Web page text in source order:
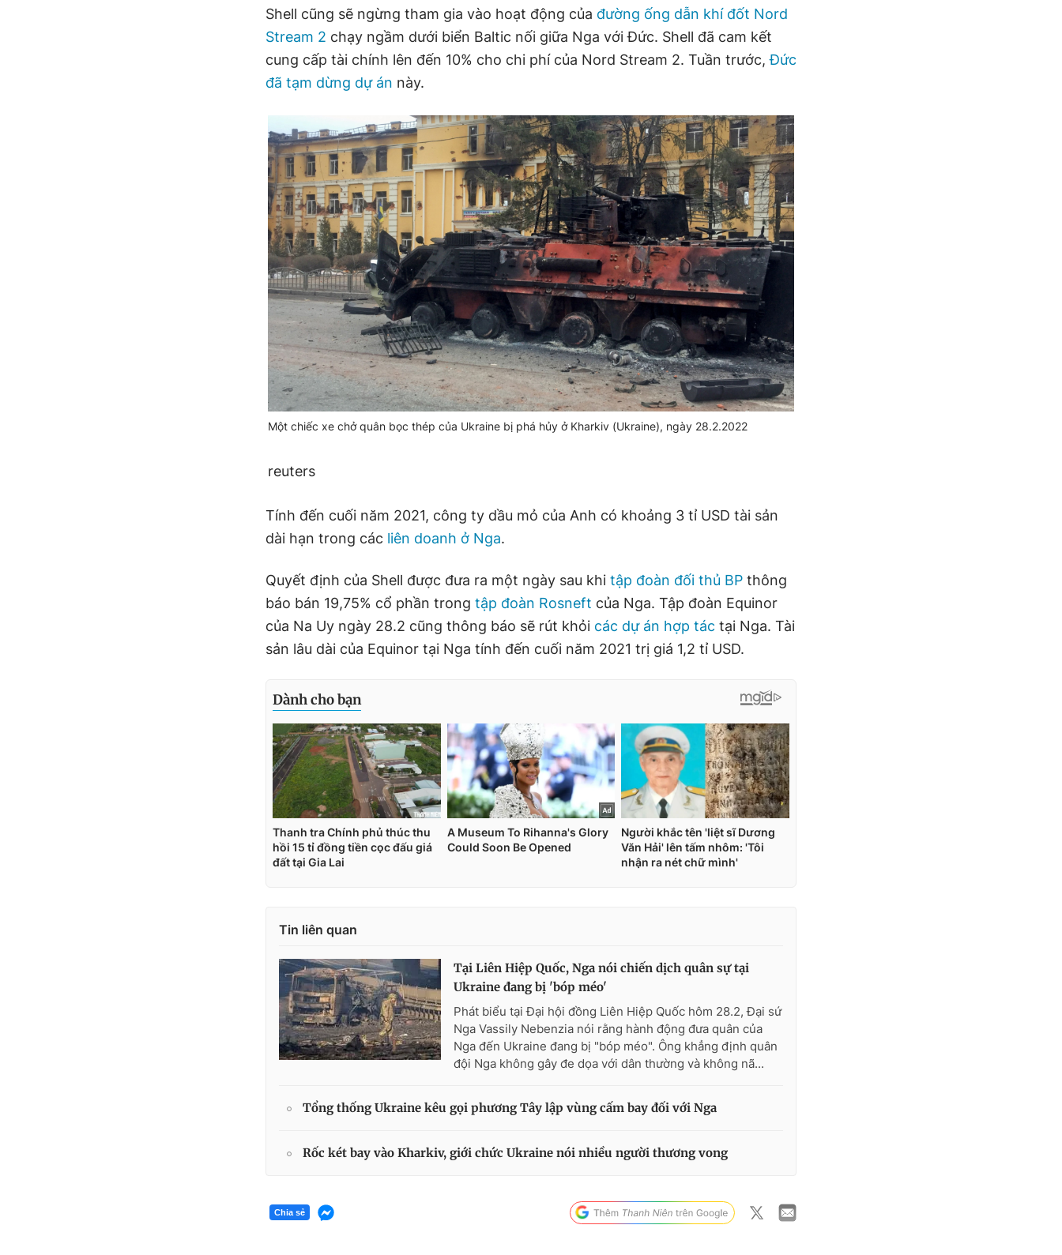
Shell cũng sẽ ngừng tham gia vào hoạt động của đường ống dẫn khí đốt Nord
Stream 2 chạy ngầm dưới biển Baltic nối giữa Nga với Đức. Shell đã cam kết
cung cấp tài chính lên đến 10% cho chi phí của Nord Stream 2. Tuần trước,Đức
đã tạm dừng dự án này.
Một chiếc xe chở quân bọc thép của Ukraine bị phá hủy ở Kharkiv (Ukraine), ngày 28.2.2022
reuters
Tính đến cuối năm 2021, công ty dầu mỏ của Anh có khoảng 3 tỉ USD tài sản
dài hạn trong các liên doanh ở Nga.
Quyết định của Shell được đưa ra một ngày sau khi tập đoàn đối thủ BP thông
báo bán 19,75% cổ phần trong tập đoàn Rosneft của Nga. Tập đoàn Equinor
của Na Uy ngày 28.2 cũng thông báo sẽ rút khỏi các dự án hợp tác tại Nga. Tài
sản lâu dài của Equinor tại Nga tính đến cuối năm 2021 trị giá 1,2 tỉ USD.
Tin liên quan
Tại Liên Hiệp Quốc, Nga nói chiến dịch quân sự tại
Ukraine đang bị 'bóp méo'
Phát biểu tại Đại hội đồng Liên Hiệp Quốc hôm 28.2, Đại sứ
Nga Vassily Nebenzia nói rằng hành động đưa quân của
Nga đến Ukraine đang bị "bóp méo". Ông khẳng định quân
đội Nga không gây đe dọa với dân thường và không nã...
Tổng thống Ukraine kêu gọi phương Tây lập vùng cấm bay đối với Nga
Rốc két bay vào Kharkiv, giới chức Ukraine nói nhiều người thương vong
Chia sẻ